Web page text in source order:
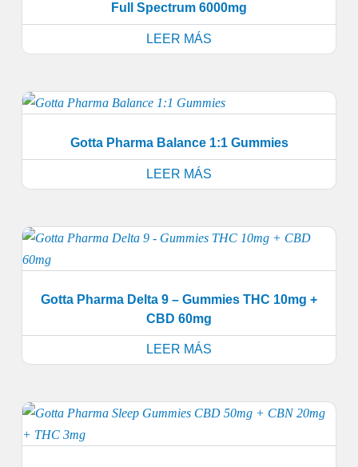
Full Spectrum 6000mg
LEER MÁS
Gotta Pharma Balance 1:1 Gummies
LEER MÁS
Gotta Pharma Delta 9 – Gummies THC 10mg +
CBD 60mg
LEER MÁS